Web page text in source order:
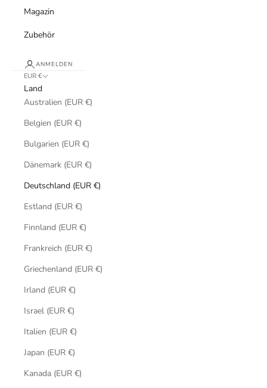
Magazin
Zubehör
ANMELDEN
EUR €
Land
Australien (EUR €)
Belgien (EUR €)
Bulgarien (EUR €)
Dänemark (EUR €)
Deutschland (EUR €)
Estland (EUR €)
Finnland (EUR €)
Frankreich (EUR €)
Griechenland (EUR €)
Irland (EUR €)
Israel (EUR €)
Italien (EUR €)
Japan (EUR €)
Kanada (EUR €)